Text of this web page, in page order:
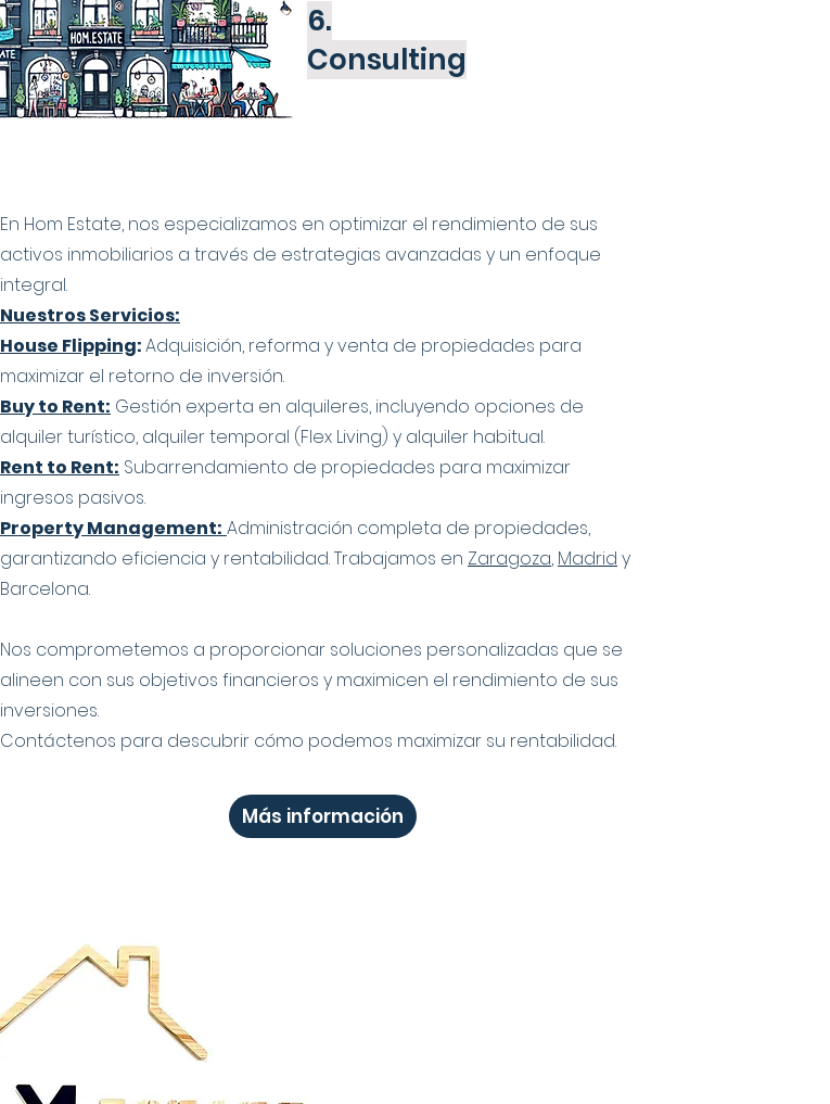
6.
Consulting
En Hom Estate, nos especializamos en optimizar el rendimiento de sus
activos inmobiliarios a través de estrategias avanzadas y un enfoque
integral.
Nuestros Servicios:
House Flipping:Adquisición, reforma y venta de propiedades para
maximizar el retorno de inversión.
Buy to Rent: Gestión experta en alquileres, incluyendo opciones de
alquiler turístico, alquiler temporal (Flex Living) y alquiler habitual.
Rent to Rent: Subarrendamiento de propiedades para maximizar
ingresos pasivos.
Property Management: Administración completa de propiedades,
garantizando eficiencia y rentabilidad. Trabajamos en Zaragoza, Madrid y
Barcelona.
Nos comprometemos a proporcionar soluciones personalizadas que se
alineen con sus objetivos financieros y maximicen el rendimiento de sus
inversiones.
Contáctenos para descubrir cómo podemos maximizar su rentabilidad.
Más información